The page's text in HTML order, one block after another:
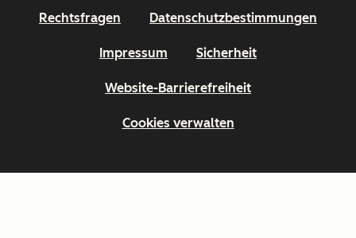
Rechtsfragen Datenschutzbestimmungen
Impressum Sicherheit
Website-Barrierefreiheit
Cookies verwalten